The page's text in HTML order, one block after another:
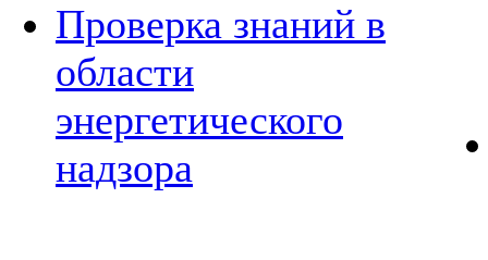
Проверка знаний в
области
энергетического
надзора